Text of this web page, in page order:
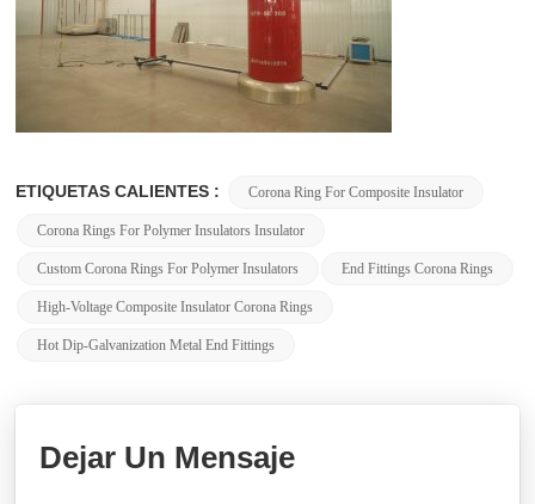
ETIQUETAS CALIENTES : Corona Ring For Composite Insulator
Corona Rings For Polymer Insulators Insulator
Custom Corona Rings For Polymer Insulators End Fittings Corona Rings
High-Voltage Composite Insulator Corona Rings
Hot Dip-Galvanization Metal End Fittings
Dejar Un Mensaje